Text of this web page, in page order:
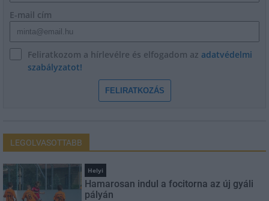
E-mail cím
Feliratkozom a hírlevélre és elfogadom az adatvédelmi
szabályzatot!
FELIRATKOZÁS
LEGOLVASOTTABB
Helyi
Hamarosan indul a focitorna az új gyáli
pályán